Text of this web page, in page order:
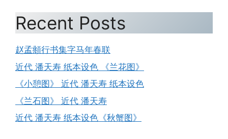
Recent Posts
赵孟頫行书集字马年春联
近代 潘天寿 纸本设色 《兰花图》
《小憩图》 近代 潘天寿 纸本设色
《兰石图》 近代 潘天寿
近代 潘天寿 纸本设色《秋蟹图》